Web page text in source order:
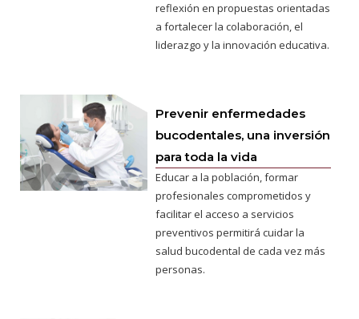
reflexión en propuestas orientadas
a fortalecer la colaboración, el
liderazgo y la innovación educativa.
Prevenir enfermedades
bucodentales, una inversión
para toda la vida
Educar a la población, formar
profesionales comprometidos y
facilitar el acceso a servicios
preventivos permitirá cuidar la
salud bucodental de cada vez más
personas.